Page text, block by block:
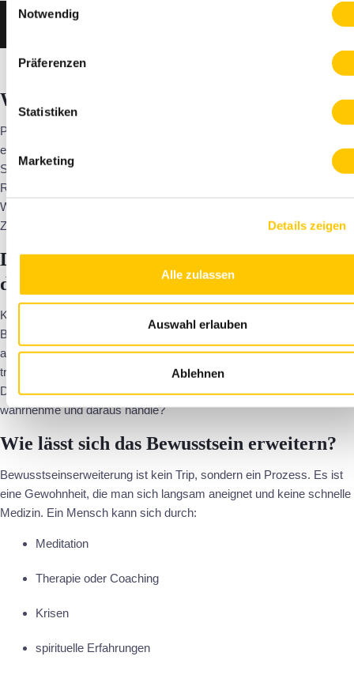
Notwendig
Präferenzen
Statistiken
Marketing
Details zeigen
Alle zulassen
Auswahl erlauben
Ablehnen
Warum bewusst leben die Psyche stärkt
Psychologische Studien zeigen: Menschen mit hoher Achtsamkeit
erleben weniger Stress, bessere Beziehungen und eine stärkere
Selbstwirksamkeit. Bewusstsein schafft Abstand zu impulsiven
Reaktionen und damit neue Handlungsfreiheit.
Wer bewusst lebt, wird ein gestaltender Teil seines Lebens, nicht nur
Zuschauer.
Die Macht des Bewusstseins und warum es
die Realität verändert
Klingt esoterisch, ist aber neurobiologisch erklärbar: Unser
Bewusstsein lenkt den Fokus, und Fokus formt Realität. Wer sich
auf Mangel konzentriert, wird ihn wahrnehmen. Wer Dankbarkeit übt,
trainiert das Gehirn auf Fülle.
Die Frage ist also nicht: Was mit mir passiert, sondern: Wie ich es
wahrnehme und daraus handle?
Wie lässt sich das Bewusstsein erweitern?
Bewusstseinserweiterung ist kein Trip, sondern ein Prozess. Es ist
eine Gewohnheit, die man sich langsam aneignet und keine schnelle
Medizin. Ein Mensch kann sich durch:
Meditation
Therapie oder Coaching
Krisen
spirituelle Erfahrungen